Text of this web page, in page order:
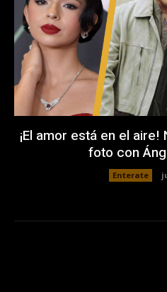
¡El amor está en el
foto con
Enterate